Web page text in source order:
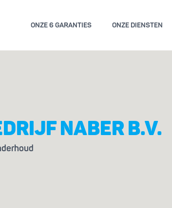
ONZE 6 GARANTIES ONZE DIENSTEN
NABER B.V.